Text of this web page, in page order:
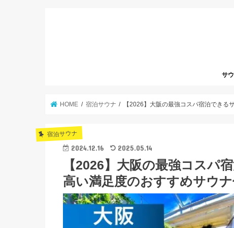
サ
HOME 宿泊サウナ 【2026】大阪の最強コスパ宿泊できる
宿泊サウナ
2024.12.16 2025.05.14
【2026】大阪の最強コスパ
高い満足度のおすすめサウ